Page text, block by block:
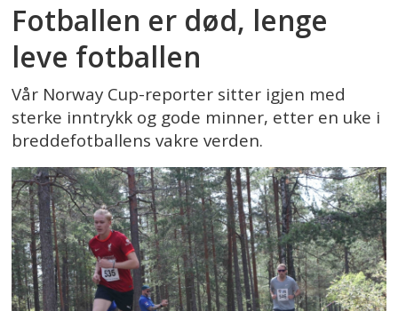
Fotballen er død, lenge
leve fotballen
Vår Norway Cup-reporter sitter igjen med
sterke inntrykk og gode minner, etter en uke i
breddefotballens vakre verden.